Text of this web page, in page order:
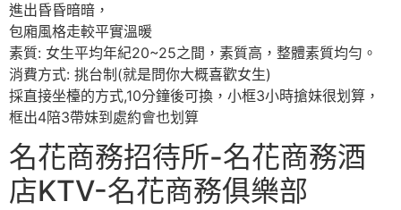
進出昏昏暗暗，
包廂風格走較平實溫暖
素質: 女生平均年紀20~25之間，素質高，整體素質均勻。
消費方式: 挑台制(就是問你大概喜歡女生)
採直接坐檯的方式,10分鐘後可換，小框3小時搶妹很划算，
框出4陪3帶妹到處約會也划算
名花商務招待所-名花商務酒
店KTV-名花商務俱樂部